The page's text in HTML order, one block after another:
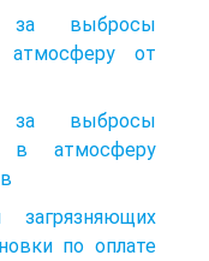
за выбросы
атмосферу от
за выбросы
в атмосферу
по оплате